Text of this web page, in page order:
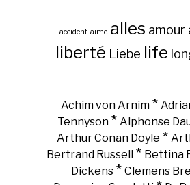
accident aime alles amour
liberté Liebe life
Achim von Arnim*
Tennyson * Alphonse
Arthur Conan Doyle *
Bertrand Russell * Bettina
Dickens * Clemens